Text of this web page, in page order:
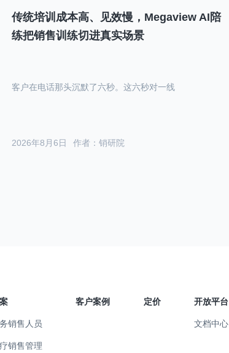
传统培训成本高、见效慢，Megaview AI陪
练把销售训练切进真实场景
作者：销研院
2026年8月6日
客户在电话那头沉默了六秒。这六秒对一线
销售人员
销售管理
客户案例 定价 开放平台
文档中心